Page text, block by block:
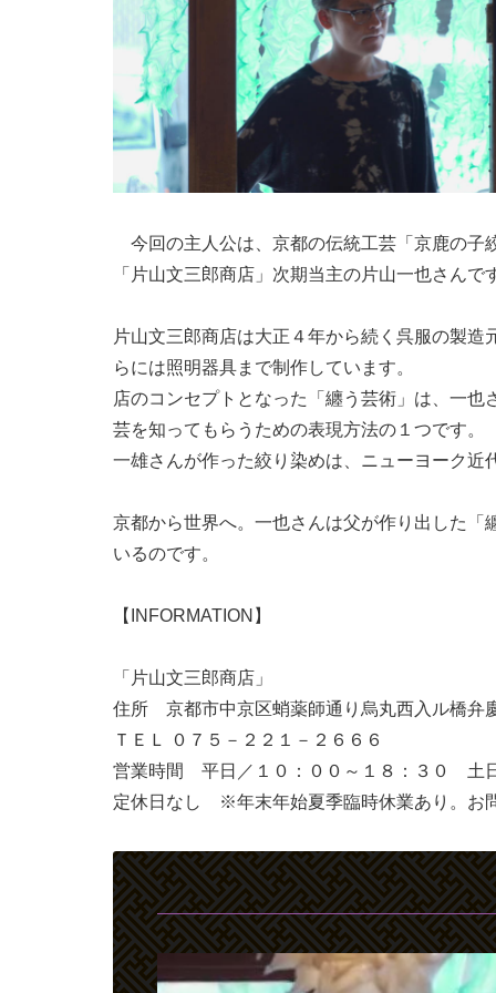
今回の主人公は、京都の伝統工芸「京鹿の子
「片山文三郎商店」次期当主の片山一也さんで
片山文三郎商店は大正４年から続く呉服の製
らには照明器具まで制作しています。
店のコンセプトとなった「纏う芸術」は、一
芸を知ってもらうための表現方法の１つです。
一雄さんが作った絞り染めは、ニューヨーク近
京都から世界へ。一也さんは父が作り出した「
いるのです。
【INFORMATION】
「片山文三郎商店」
住所 京都市中京区蛸薬師通り烏丸西入ル橋弁
ＴＥＬ ０７５－２２１－２６６６
営業時間 平日／１０：００～１８：３０ 土
定休日なし ※年末年始夏季臨時休業あり。お